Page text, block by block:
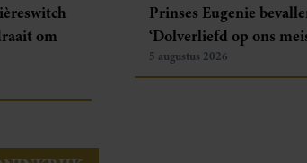
om
Prinses Eugenie
‘Dolverliefd op ons
5 augustus 2026